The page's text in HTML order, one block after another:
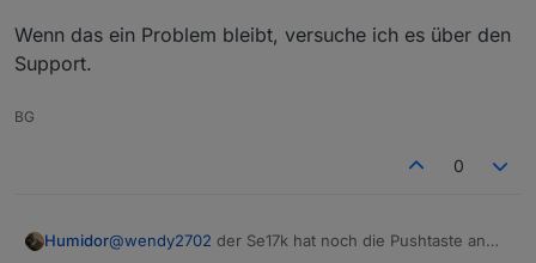
Kannst du denn im SE keine feste IP einstellen?
Wenn das ein Problem bleibt, versuche ich es über den
Support.
BG
0
Humidor@wendy2702 der Se17k hat noch die Pushtaste an